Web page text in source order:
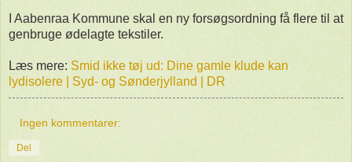
I Aabenraa Kommune skal en ny forsøgsordning få flere til at
genbruge ødelagte tekstiler.
Læs mere: Smid ikke tøj ud: Dine gamle klude kan
lydisolere | Syd- og Sønderjylland | DR
Ingen kommentarer:
Del